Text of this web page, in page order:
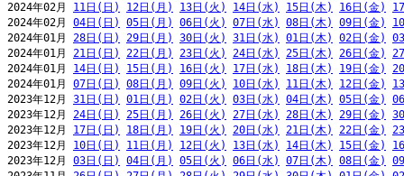
2024年02月 11日(日) 12日(月) 13日(火) 14日(水) 15日(木) 16日(金)
2024年02月 04日(日) 05日(月) 06日(火) 07日(水) 08日(木) 09日(金)
2024年01月 28日(日) 29日(月) 30日(火) 31日(水) 01日(木) 02日(金)
2024年01月 21日(日) 22日(月) 23日(火) 24日(水) 25日(木) 26日(金)
2024年01月 14日(日) 15日(月) 16日(火) 17日(水) 18日(木) 19日(金)
2024年01月 07日(日) 08日(月) 09日(火) 10日(水) 11日(木) 12日(金)
2023年12月 31日(日) 01日(月) 02日(火) 03日(水) 04日(木) 05日(金)
2023年12月 24日(日) 25日(月) 26日(火) 27日(水) 28日(木) 29日(金)
2023年12月 17日(日) 18日(月) 19日(火) 20日(水) 21日(木) 22日(金)
2023年12月 10日(日) 11日(月) 12日(火) 13日(水) 14日(木) 15日(金)
2023年12月 03日(日) 04日(月) 05日(火) 06日(水) 07日(木) 08日(金)